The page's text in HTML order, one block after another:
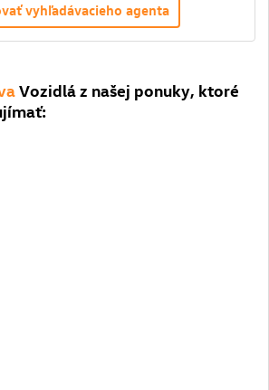
vyhľadávacieho agenta
Vozidlá z našej ponuky, ktoré